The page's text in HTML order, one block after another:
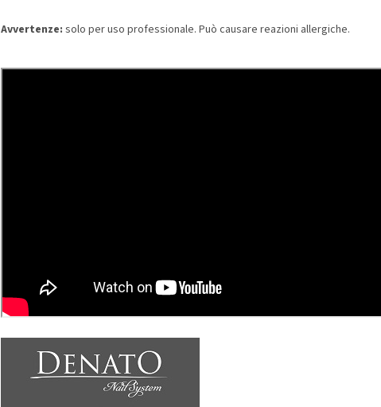
Avvertenze: solo per uso professionale. Può causare reazioni allergiche.